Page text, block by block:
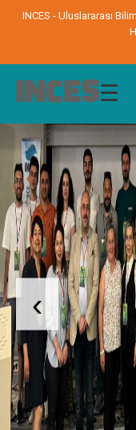
INCES - Uluslararası
☰
‹